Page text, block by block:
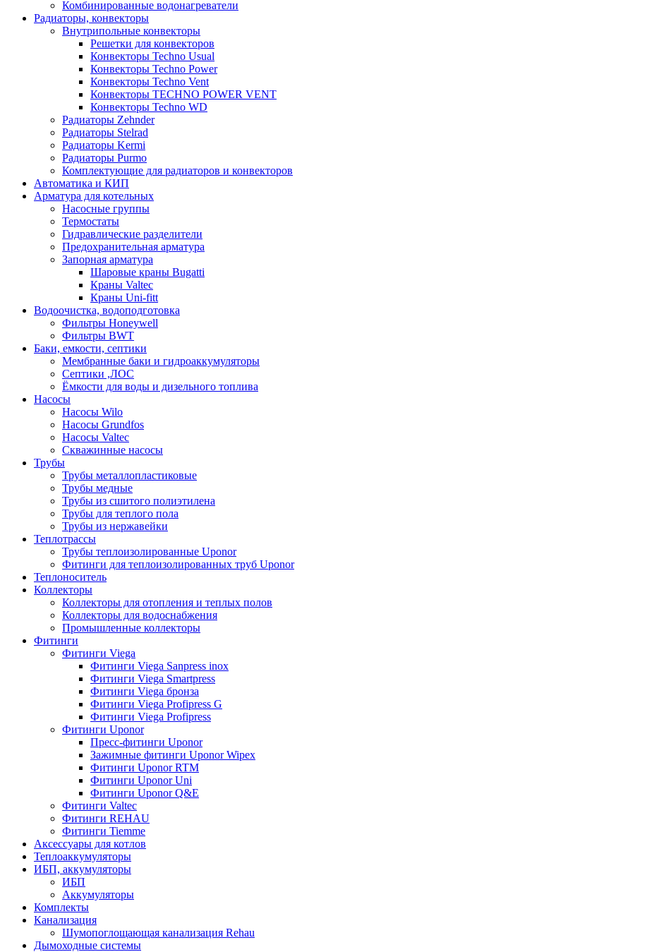
Комбинированные водонагреватели
Радиаторы, конвекторы
Внутрипольные конвекторы
Решетки для конвекторов
Конвекторы Techno Usual
Конвекторы Techno Power
Конвекторы Techno Vent
Конвекторы TECHNO POWER VENT
Конвекторы Techno WD
Радиаторы Zehnder
Радиаторы Stelrad
Радиаторы Kermi
Радиаторы Purmo
Комплектующие для радиаторов и конвекторов
Автоматика и КИП
Арматура для котельных
Насосные группы
Термостаты
Гидравлические разделители
Предохранительная арматура
Запорная арматура
Шаровые краны Bugatti
Краны Valtec
Краны Uni-fitt
Водоочистка, водоподготовка
Фильтры Honeywell
Фильтры BWT
Баки, емкости, септики
Мембранные баки и гидроаккумуляторы
Септики ,ЛОС
Ёмкости для воды и дизельного топлива
Насосы
Насосы Wilo
Насосы Grundfos
Насосы Valtec
Скважинные насосы
Трубы
Трубы металлопластиковые
Трубы медные
Трубы из сшитого полиэтилена
Трубы для теплого пола
Трубы из нержавейки
Теплотрассы
Трубы теплоизолированные Uponor
Фитинги для теплоизолированных труб Uponor
Теплоноситель
Коллекторы
Коллекторы для отопления и теплых полов
Коллекторы для водоснабжения
Промышленные коллекторы
Фитинги
Фитинги Viega
Фитинги Viega Sanpress inox
Фитинги Viega Smartpress
Фитинги Viega бронза
Фитинги Viega Profipress G
Фитинги Viega Profipress
Фитинги Uponor
Пресс-фитинги Uponor
Зажимные фитинги Uponor Wipex
Фитинги Uponor RTM
Фитинги Uponor Uni
Фитинги Uponor Q&E
Фитинги Valtec
Фитинги REHAU
Фитинги Tiemme
Аксессуары для котлов
Теплоаккумуляторы
ИБП, аккумуляторы
ИБП
Аккумуляторы
Комплекты
Канализация
Шумопоглощающая канализация Rehau
Дымоходные системы